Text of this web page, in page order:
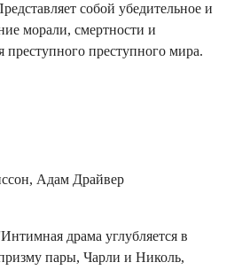
собой убедительное и
морали, смертности и
преступного преступного мира.
Адам Драйвер
драма углубляется в
призму пары, Чарли и Николь,